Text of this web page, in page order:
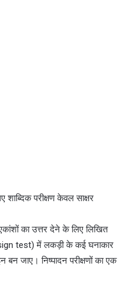
शाब्दिक परीक्षण केवल साक्षर
का उत्तर देने के लिए लिखित
test) में लकड़ी के कई घनाकार
बन जाए। निष्पादन परीक्षणों का एक